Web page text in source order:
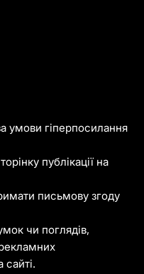
умови гіперпосилання
публікації на
письмову згоду
чи поглядів,